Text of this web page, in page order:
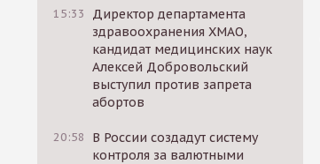
15:33
Директор департамента
здравоохранения ХМАО,
кандидат медицинских наук
Алексей Добровольский
выступил против запрета
абортов
20:58
В России создадут систему
контроля за валютными